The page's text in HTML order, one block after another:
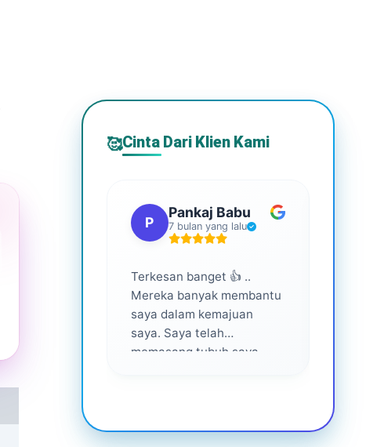
🥰Cinta Dari Klien Kami
P
Pankaj Babu
7 bulan yang lalu
Terkesan banget 👍 ..
Mereka banyak membantu
saya dalam kemajuan
saya. Saya telah
memasang tubuh saya
dari mereka 💕